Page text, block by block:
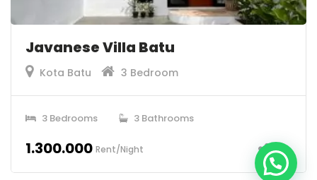
Javanese Villa Batu
Kota Batu 3 Bedroom
3 Bedrooms 3 Bathrooms
1.300.000 Rent/Night